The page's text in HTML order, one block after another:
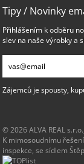
Tipy / Novinky
Přihlášením k odběru
slev na naše výrobky a
Zájemců je spousty,
© 2026 ALVA REAL
K mimosoudnímu
inspekce, se sídlem